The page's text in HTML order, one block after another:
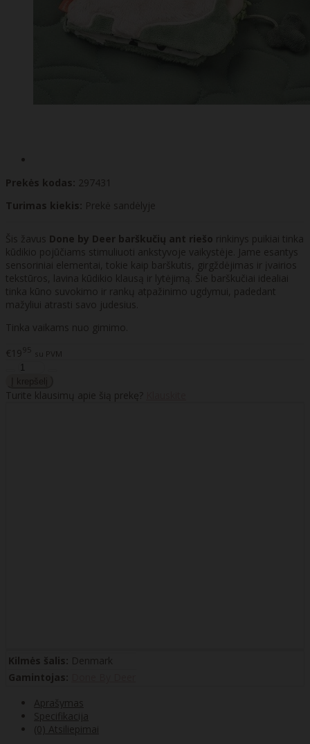
Prekės kodas: 297431
Turimas kiekis: Prekė sandėlyje
Šis žavus Done by Deer barškučių ant riešo rinkinys puikiai tinka
kūdikio pojūčiams stimuliuoti ankstyvoje vaikystėje. Jame esantys
sensoriniai elementai, tokie kaip barškutis, girgždėjimas ir įvairios
tekstūros, lavina kūdikio klausą ir lytėjimą. Šie barškučiai idealiai
tinka kūno suvokimo ir rankų atpažinimo ugdymui, padedant
mažyliui atrasti savo judesius.
Tinka vaikams nuo gimimo.
€1995 su PVM
Turite klausimų apie šią prekę?
Kilmės šalis: Denmark
Gamintojas:
Aprašymas
Specifikacija
(0) Atsiliepimai